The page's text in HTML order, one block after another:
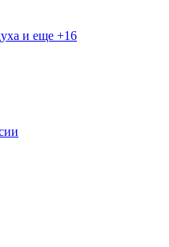
и еще +16